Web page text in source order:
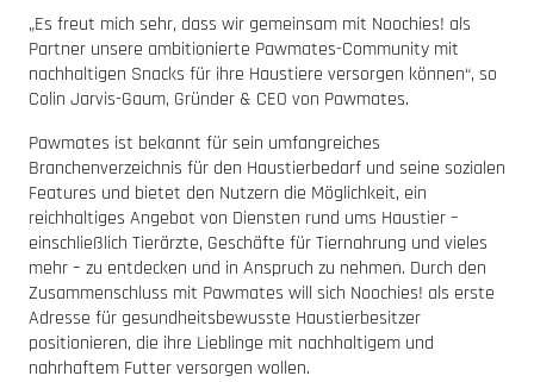
„Es freut mich sehr, dass wir gemeinsam mit Noochies! als
Partner unsere ambitionierte Pawmates-Community mit
nachhaltigen Snacks für ihre Haustiere versorgen können“, so
Colin Jarvis-Gaum, Gründer & CEO von Pawmates.
Pawmates ist bekannt für sein umfangreiches
Branchenverzeichnis für den Haustierbedarf und seine sozialen
Features und bietet den Nutzern die Möglichkeit, ein
reichhaltiges Angebot von Diensten rund ums Haustier –
einschließlich Tierärzte, Geschäfte für Tiernahrung und vieles
mehr – zu entdecken und in Anspruch zu nehmen. Durch den
Zusammenschluss mit Pawmates will sich Noochies! als erste
Adresse für gesundheitsbewusste Haustierbesitzer
positionieren, die ihre Lieblinge mit nachhaltigem und
nahrhaftem Futter versorgen wollen.